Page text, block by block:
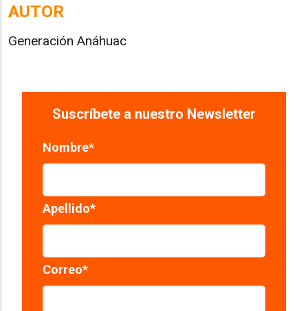
AUTOR
Generación Anáhuac
Suscríbete a nuestro Newsletter
Nombre*
Apellido*
Correo*